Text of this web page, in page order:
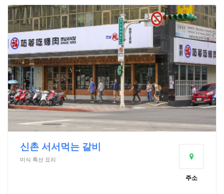
신촌 서서먹는 갈비
미식 특선 요리
주소